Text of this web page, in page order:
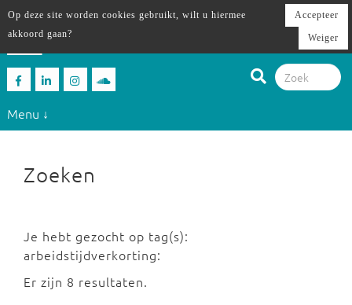
Menu ↓
Zoeken
Je hebt gezocht op tag(s):
arbeidstijdverkorting:
Er zijn 8 resultaten.
Op deze site worden cookies gebruikt, wilt u hiermee
akkoord gaan?
Accepteer
Weiger